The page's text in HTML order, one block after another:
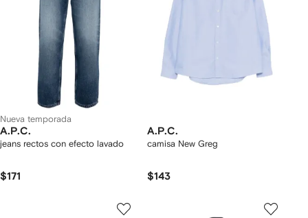
Nueva temporada
A.P.C.
jeans rectos con efecto lavado
$171
A.P.C.
camisa New Greg
$143